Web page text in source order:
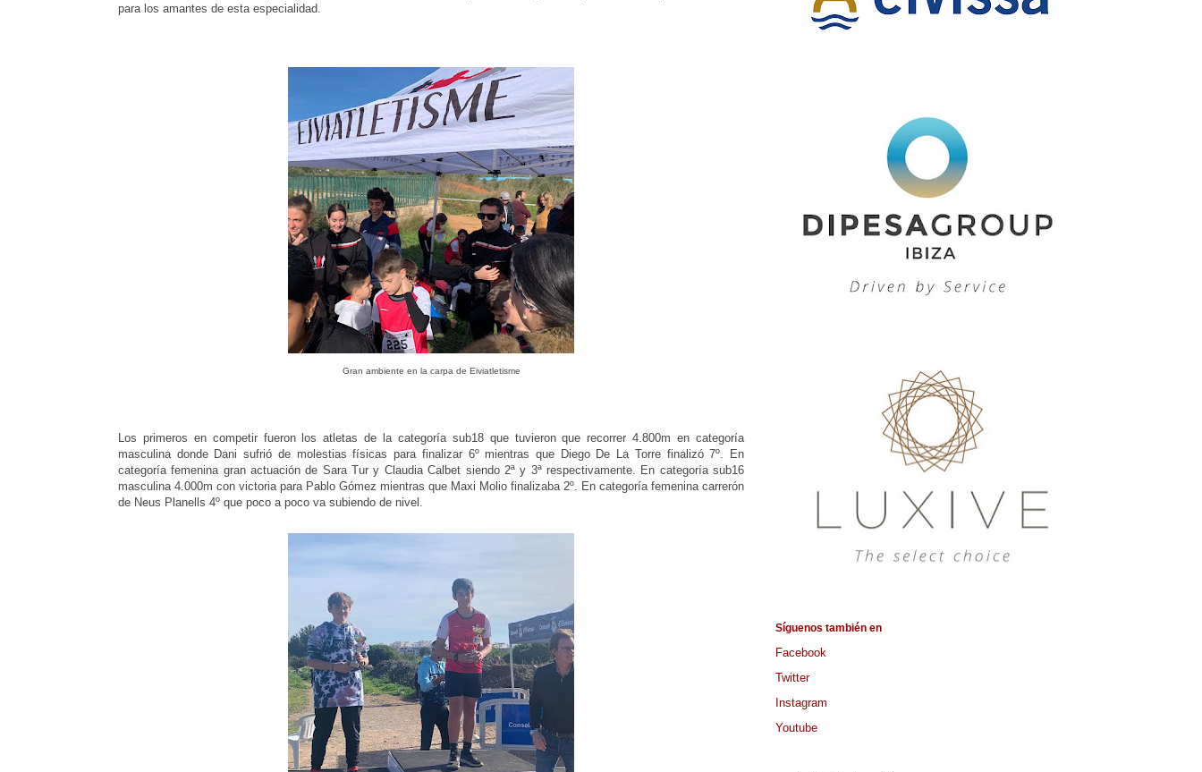
para los amantes de esta especialidad.
Gran ambiente en la carpa de Eiviatletisme
Los primeros en competir fueron los atletas de la categoría sub18 que tuvieron que recorrer 4.800m en categoría
masculina donde Dani sufrió de molestias físicas para finalizar 6º mientras que Diego De La Torre finalizó 7º. En
categoría femenina gran actuación de Sara Tur y Claudia Calbet siendo 2ª y 3ª respectivamente. En categoría sub16
masculina 4.000m con victoria para Pablo Gómez mientras que Maxi Molio finalizaba 2º. En categoría femenina carrerón
de Neus Planells 4º que poco a poco va subiendo de nivel.
Síguenos también en
Facebook
Twitter
Instagram
Youtube